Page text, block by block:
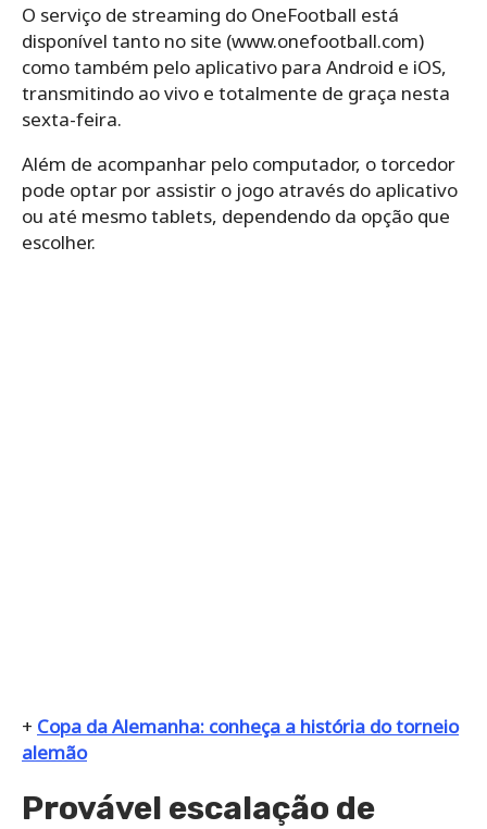
O serviço de streaming do OneFootball está
disponível tanto no site (www.onefootball.com)
como também pelo aplicativo para Android e iOS,
transmitindo ao vivo e totalmente de graça nesta
sexta-feira.
Além de acompanhar pelo computador, o torcedor
pode optar por assistir o jogo através do aplicativo
ou até mesmo tablets, dependendo da opção que
escolher.
+ Copa da Alemanha: conheça a história do torneio
alemão
Provável escalação de